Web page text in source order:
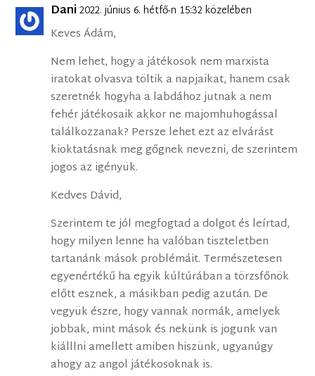
Dani2022. június 6. hétfő-n 15:32 közelében
Keves Ádám,
Nem lehet, hogy a játékosok nem marxista
iratokat olvasva töltik a napjaikat, hanem csak
szeretnék hogyha a labdához jutnak a nem
fehér játékosaik akkor ne majomhuhogással
találkozzanak? Persze lehet ezt az elvárást
kioktatásnak meg gőgnek nevezni, de szerintem
jogos az igényük.
Kedves Dávid,
Szerintem te jól megfogtad a dolgot és leírtad,
hogy milyen lenne ha valóban tiszteletben
tartanánk mások problémáit. Természetesen
egyenértékű ha egyik kúltúrában a törzsfőnök
előtt esznek, a másikban pedig azután. De
vegyük észre, hogy vannak normák, amelyek
jobbak, mint mások és nekünk is jogunk van
kiálllni amellett amiben hiszünk, ugyanúgy
ahogy az angol játékosoknak is.